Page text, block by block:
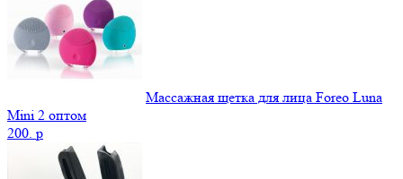
Массажная щетка для лица Foreo Luna
Mini 2 оптом
200. p